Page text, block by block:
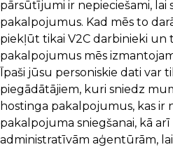
pārsūtījumi ir nepieciešami,
pakalpojumus. Kad mēs to
piekļūt tikai V2C darbinieki un
pakalpojumus mēs
Īpaši jūsu personiskie dati var
piegādātājiem, kuri sniedz
hostinga pakalpojumus, kas ir
pakalpojuma sniegšanai, kā
administratīvām aģentūrām,